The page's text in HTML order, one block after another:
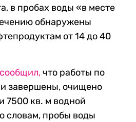
в пробах воды «в месте
обнаружены
от 14 до 40
сообщил,что работы по
завершены, очищено
7500 кв. м водной
словам, пробы воды